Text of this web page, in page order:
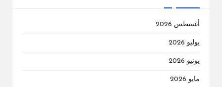
أغسطس 2026
يوليو 2026
يونيو 2026
مايو 2026